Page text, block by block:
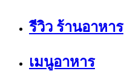
รีวิว ร้านอาหาร
เมนูอาหาร